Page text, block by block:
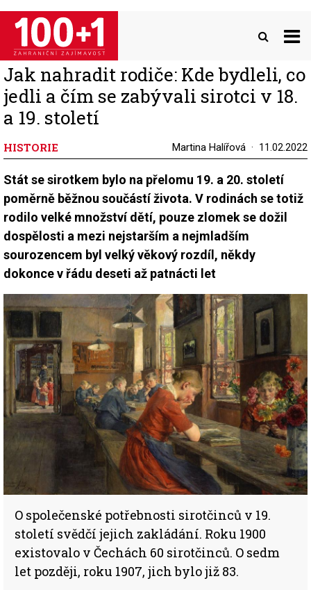
Přejít
hlavnímu
obsahu
Jak nahradit rodiče: Kde bydleli, co
jedli a čím se zabývali sirotci v 18.
a 19. století
HISTORIE Martina Halířová 11.02.2022
Stát se sirotkem bylo na přelomu 19. a 20. století
poměrně běžnou součástí života. V rodinách se totiž
rodilo velké množství dětí, pouze zlomek se dožil
dospělosti a mezi nejstarším a nejmladším
sourozencem byl velký věkový rozdíl, někdy
dokonce v řádu deseti až patnácti let
O společenské potřebnosti sirotčinců v 19.
století svědčí jejich zakládání. Roku 1900
existovalo v Čechách 60 sirotčinců. O sedm
let později, roku 1907, jich bylo již 83.